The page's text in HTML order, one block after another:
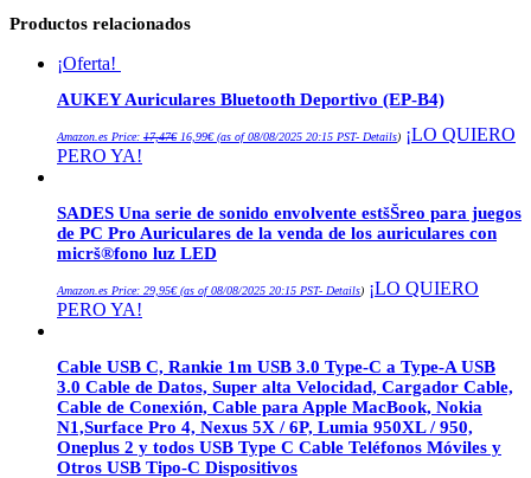
Productos relacionados
¡Oferta!
AUKEY Auriculares Bluetooth Deportivo (EP-B4)
Amazon.es Price: 17,47€precio
16,99€precio
(as of 08/08/2025 20:15 PST- Details) ¡LO QUIERO
PERO YA!
SADES Una serie de sonido envolvente estšŠreo para juegos
de PC Pro Auriculares de la venda de los auriculares con
micrš®fono luz LED
Amazon.es Price: 29,95€(as of 08/08/2025 20:15 PST- Details) ¡LO QUIERO
PERO YA!
Cable USB C, Rankie 1m USB 3.0 Type-C a Type-A USB
3.0 Cable de Datos, Super alta Velocidad, Cargador Cable,
Cable de Conexión, Cable para Apple MacBook, Nokia
N1,Surface Pro 4, Nexus 5X / 6P, Lumia 950XL / 950,
Oneplus 2 y todos USB Type C Cable Teléfonos Móviles y
Otros USB Tipo-C Dispositivos